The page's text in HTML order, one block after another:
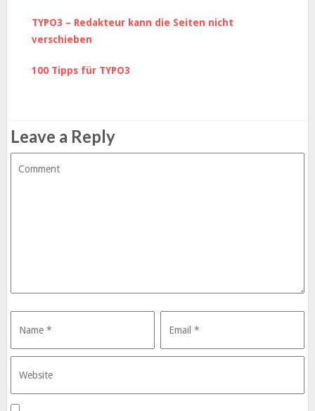
TYPO3 – Redakteur kann die Seiten nicht
verschieben
100 Tipps für TYPO3
Leave a Reply